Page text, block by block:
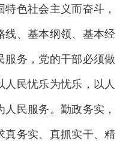
色社会主义而奋斗，
线、基本纲领、基本经
服务，党的干部必须做
人民忧乐为忧乐，以人
民服务。勤政务实，
真务实、真抓实干、精